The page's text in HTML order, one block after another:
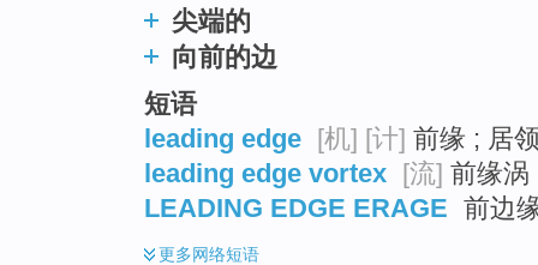
尖端的
向前的边
短语
leading edge [机] [计] 前缘 ; 居
leading edge vortex [流] 前缘涡
LEADING EDGE ERAGE 前边
更多网络短语